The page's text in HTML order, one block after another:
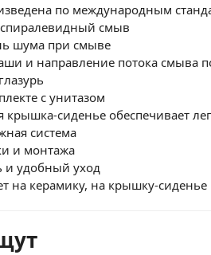
по международным
смыв
шума при смыве
и направление потока
с унитазом
крышка-сиденье обеспечивает
система
и монтажа
и удобный уход
на керамику, на крышку-сиденье